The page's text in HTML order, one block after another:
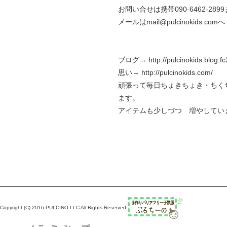
お問い合せは携帯090-6462-2899
メールはmail@pulcinokids.comへ
ブログ→ http://
思い→ http://pulcinokids.com/
頑張って毎日ちょきちょき・ちく
ます。
アイテムも少しづつ 増やしてい
Copyright (C) 2016 PULCINO LLC All Rights Reserved.